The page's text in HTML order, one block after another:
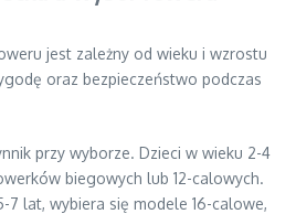
jest zależny od wieku i wzrostu
oraz bezpieczeństwo podczas
przy wyborze. Dzieci w wieku 2-4
biegowych lub 12-calowych.
7 lat, wybiera się modele 16-calowe,